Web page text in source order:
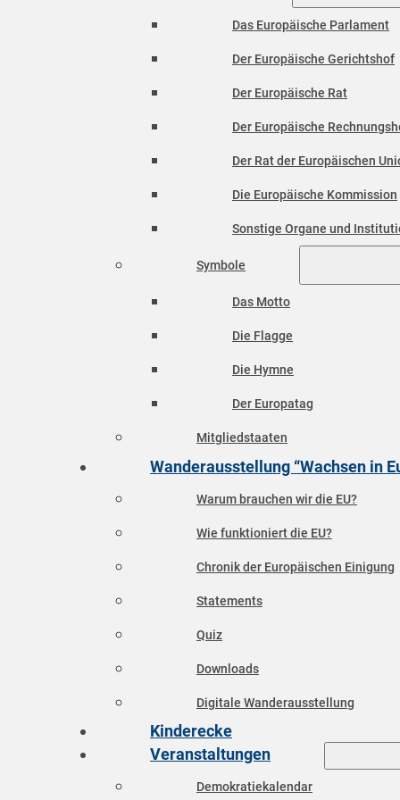
Das Europäische Parlament
Der Europäische Gerichtshof
Der Europäische Rat
Der Europäische
Der Rat der Europäischen
Die Europäische Kommission
Sonstige Organe und
Symbole
Das Motto
Die Flagge
Die Hymne
Der Europatag
Mitgliedstaaten
Wanderausstellung “Wachsen in
Warum brauchen wir die EU?
Wie funktioniert die EU?
Chronik der Europäischen Einigung
Statements
Quiz
Downloads
Digitale Wanderausstellung
Kinderecke
Veranstaltungen
Demokratiekalendar